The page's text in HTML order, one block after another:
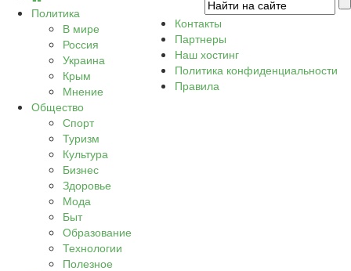
Политика
В мире
Россия
Украина
Крым
Мнение
Общество
Спорт
Туризм
Культура
Бизнес
Здоровье
Мода
Быт
Образование
Технологии
Полезное
Контакты
Партнеры
Наш хостинг
Политика конфиденциальности
Правила